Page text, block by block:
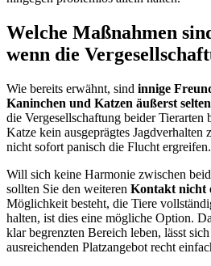
Welche Maßnahmen
wenn die
Wie bereits erwähnt, sind innige
Kaninchen und Katzen äußerst
die Vergesellschaftung beider Tierarten
Katze kein ausgeprägtes Jagdverhalten
nicht sofort panisch die Flucht ergreifen.
Will sich keine Harmonie zwischen
sollten Sie den weiteren Kontakt nicht
Möglichkeit besteht, die Tiere
halten, ist dies eine mögliche Option.
klar begrenzten Bereich leben, lässt
ausreichenden Platzangebot recht